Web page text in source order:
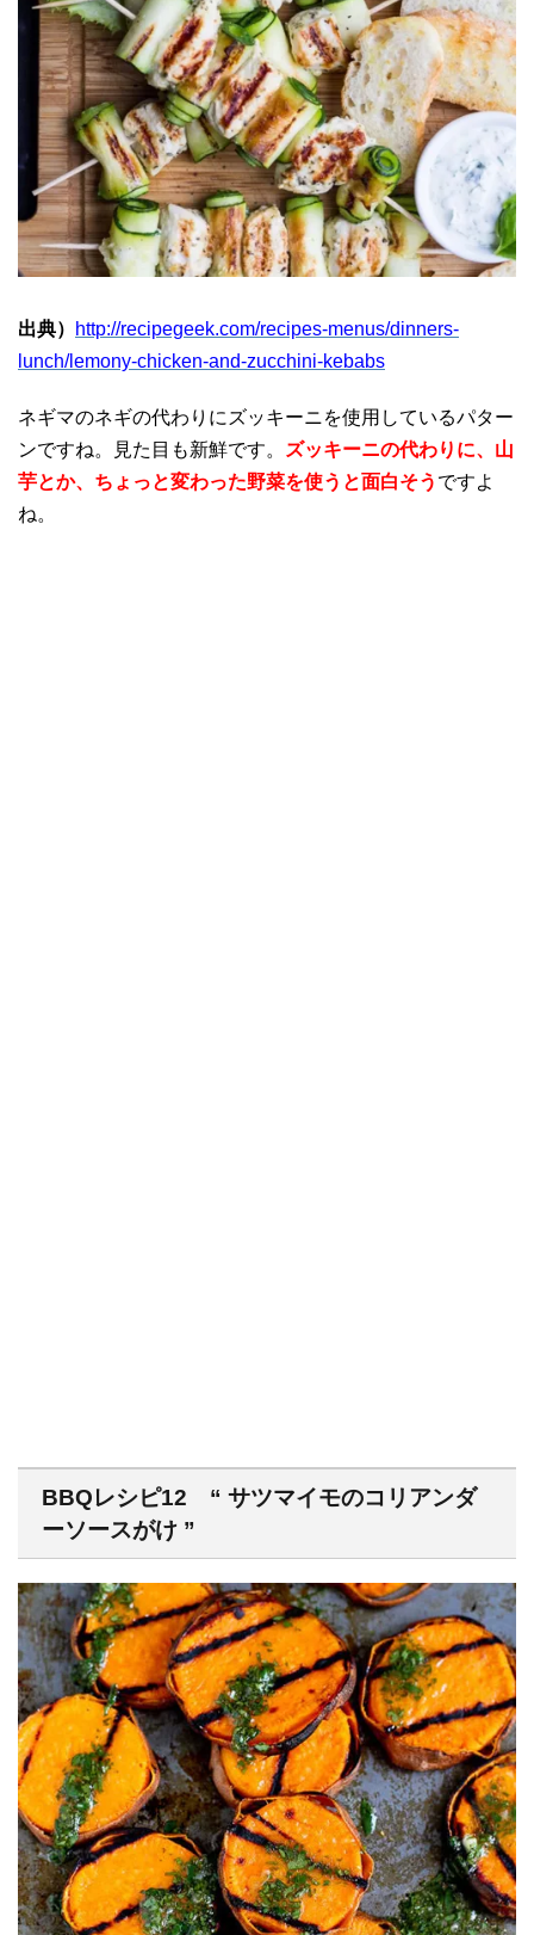
出典）
http://recipegeek.com/recipes-menus/dinners-
lunch/lemony-chicken-and-zucchini-kebabs
ネギマのネギの代わりにズッキーニを使用しているパター
ンですね。見た目も新鮮です。
ズッキーニの代わりに、山
芋とか、ちょっと変わった野菜を使うと面白そう ですよ
ね。
BBQレシピ12 “ サツマイモのコリアンダ
ーソースがけ ”